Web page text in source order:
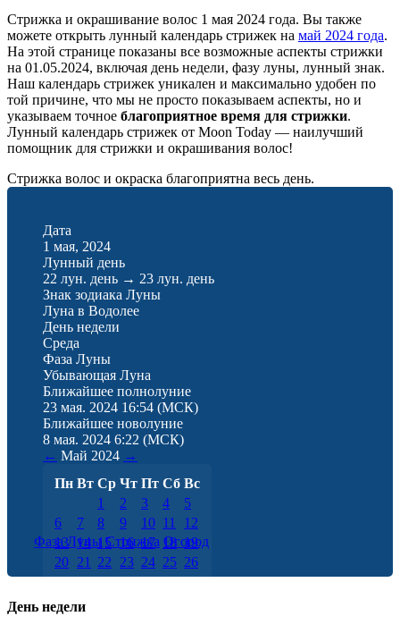
Стрижка и окрашивание волос 1 мая 2024 года. Вы также
можете открыть лунный календарь стрижек на май 2024 года.
На этой странице показаны все возможные аспекты стрижки
на 01.05.2024, включая день недели, фазу луны, лунный знак.
Наш календарь стрижек уникален и максимально удобен по
той причине, что мы не просто показываем аспекты, но и
указываем точное благоприятное время для стрижки.
Лунный календарь стрижек от Moon Today — наилучший
помощник для стрижки и окрашивания волос!
Стрижка волос и окраска благоприятна весь день.
Дата
1 мая, 2024
Лунный день
22 лун. день → 23 лун. день
Знак зодиака Луны
Луна в Водолее
День недели
Среда
Фаза Луны
Убывающая Луна
Ближайшее полнолуние
23 мая. 2024 16:54 (МСК)
Ближайшее новолуние
8 мая. 2024 6:22 (МСК)
← Май 2024 →
Пн Вт Ср Чт Пт Сб Вс
1
2 3 4
5
6
7 8 9 10 11
12
13 14 15 16 17 18 19
20 21 22 23 24 25 26
27 28 29 30 31
Фаза Луны Стрижка Огород
День недели